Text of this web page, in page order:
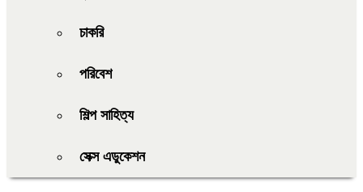
চাকরি
পরিবেশ
শিল্প সাহিত্য
সেক্স এডুকেশন